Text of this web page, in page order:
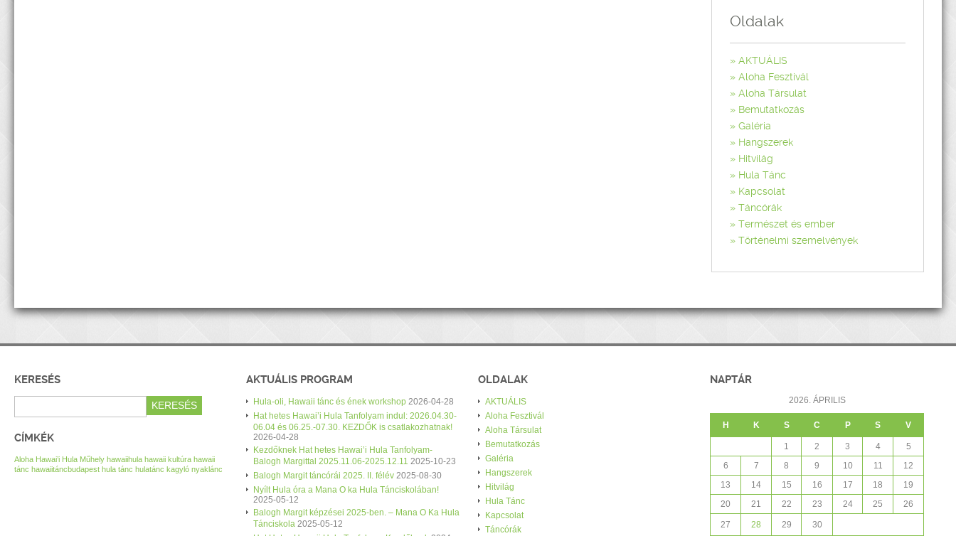
Oldalak
AKTUÁLIS
Aloha Fesztivál
Aloha Társulat
Bemutatkozás
Galéria
Hangszerek
Hitvilág
Hula Tánc
Kapcsolat
Táncórák
Természet és ember
Történelmi szemelvények
KERESÉS
CÍMKÉK
Aloha Hawai’i Hula Műhely hawaiihula hawaii kultúra hawaii
tánc hawaiitáncbudapest hula tánc hulatánc kagyló nyaklánc
AKTUÁLIS PROGRAM
Hula-oli, Hawaii tánc és ének workshop 2026-04-28
Hat hetes Hawai’i Hula Tanfolyam indul: 2026.04.30-
06.04 és 06.25.-07.30. KEZDŐK is csatlakozhatnak!
2026-04-28
Kezdőknek Hat hetes Hawai’i Hula Tanfolyam-
Balogh Margittal 2025.11.06-2025.12.11 2025-10-23
Balogh Margit táncórái 2025. II. félév 2025-08-30
Nyílt Hula óra a Mana O ka Hula Tánciskolában!
2025-05-12
Balogh Margit képzései 2025-ben. – Mana O Ka Hula
Tánciskola 2025-05-12
OLDALAK
AKTUÁLIS
Aloha Fesztivál
Aloha Társulat
Bemutatkozás
Galéria
Hangszerek
Hitvilág
Hula Tánc
Kapcsolat
Táncórák
NAPTÁR
2026. ÁPRILIS
H K S C P S V
1 2 3 4
5
6
7 8 9 10 11
12
13
14 15 16 17 18
19
20
21 22 23 24 25 26
27 28 29 30